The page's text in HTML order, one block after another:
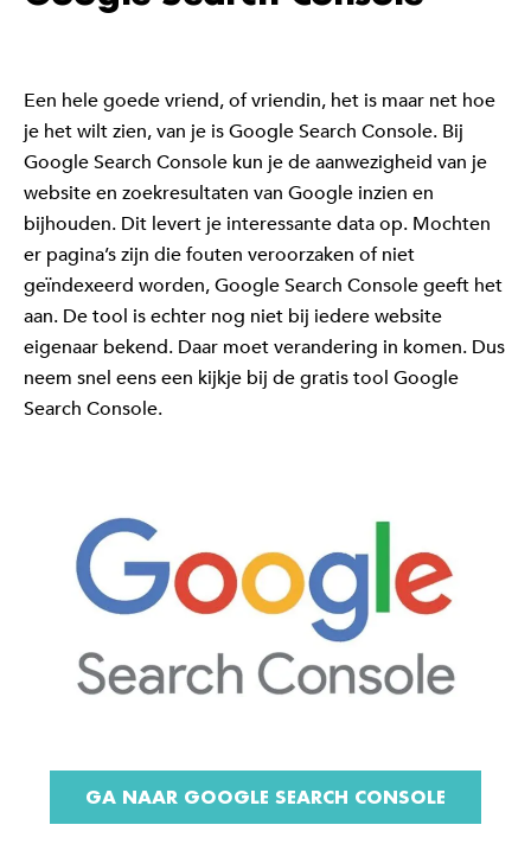
Een hele goede vriend, of vriendin, het is maar net hoe
je het wilt zien, van je is Google Search Console. Bij
Google Search Console kun je de aanwezigheid van je
website en zoekresultaten van Google inzien en
bijhouden. Dit levert je interessante data op. Mochten
er pagina’s zijn die fouten veroorzaken of niet
geïndexeerd worden, Google Search Console geeft het
aan. De tool is echter nog niet bij iedere website
eigenaar bekend. Daar moet verandering in komen. Dus
neem snel eens een kijkje bij de gratis tool Google
Search Console.
GA NAAR GOOGLE SEARCH CONSOLE